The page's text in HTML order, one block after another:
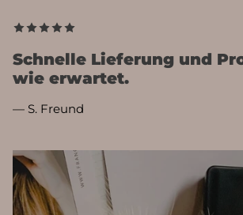
Schnelle Lieferung und
wie erwartet.
— S. Freund